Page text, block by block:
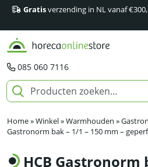
Gratisverzending in NL vanaf
085 060 7116
Home»Winkel»Warmhouden »
Gastronorm bak – 1/1 – 150 mm –
HCB Gastronorm